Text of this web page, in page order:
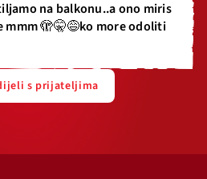
na balkonu..a ono miris
mmm 🫣🤫😅ko more odoliti
s prijateljima